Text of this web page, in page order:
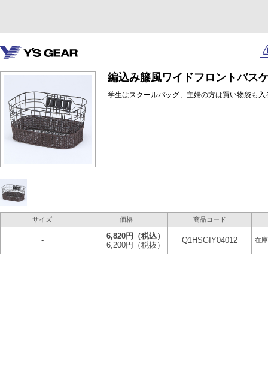
編込み籐風ワイドフロントバス
学生はスクールバッグ、主婦の方は買い物袋も
サイズ 価格 商品コード
- 6,820円
（税込）
6,200円
（税抜）
Q1HSGIY04012 在